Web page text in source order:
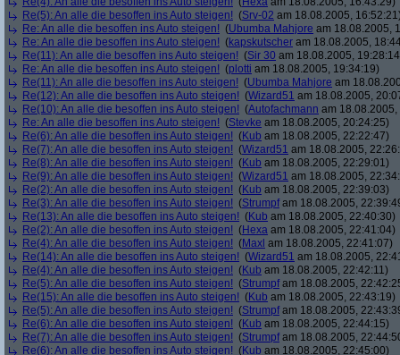
Re(5): An alle die besoffen ins Auto steigen! (Srv-02 am 18.08.2005,
Re: An alle die besoffen ins Auto steigen! (Ubumba Mahjore am 18.08.2005,
Re: An alle die besoffen ins Auto steigen! (kapskutscher am 18.08.2005,
Re(11): An alle die besoffen ins Auto steigen! (Sir 30 am 18.08.2005,
Re: An alle die besoffen ins Auto steigen! (plotti am 18.08.2005, 19:34:19)
Re(11): An alle die besoffen ins Auto steigen! (Ubumba Mahjore am
Re(12): An alle die besoffen ins Auto steigen! (Wizard51 am 18.08.2005,
Re(10): An alle die besoffen ins Auto steigen! (Autofachmann am
Re: An alle die besoffen ins Auto steigen! (Stevke am 18.08.2005, 20:24:25)
Re(6): An alle die besoffen ins Auto steigen! (Kub am 18.08.2005, 22:22:47)
Re(7): An alle die besoffen ins Auto steigen! (Wizard51 am 18.08.2005,
Re(8): An alle die besoffen ins Auto steigen! (Kub am 18.08.2005, 22:29:01)
Re(9): An alle die besoffen ins Auto steigen! (Wizard51 am 18.08.2005,
Re(2): An alle die besoffen ins Auto steigen! (Kub am 18.08.2005, 22:39:03)
Re(3): An alle die besoffen ins Auto steigen! (Strumpfam 18.08.2005,
Re(13): An alle die besoffen ins Auto steigen! (Kub am 18.08.2005, 22:40:30)
Re(2): An alle die besoffen ins Auto steigen! (Hexa am 18.08.2005, 22:41:04)
Re(4): An alle die besoffen ins Auto steigen! (Maxl am 18.08.2005, 22:41:07)
Re(14): An alle die besoffen ins Auto steigen! (Wizard51 am 18.08.2005,
Re(4): An alle die besoffen ins Auto steigen! (Kub am 18.08.2005, 22:42:11)
Re(5): An alle die besoffen ins Auto steigen! (Strumpfam 18.08.2005,
Re(15): An alle die besoffen ins Auto steigen! (Kub am 18.08.2005, 22:43:19)
Re(5): An alle die besoffen ins Auto steigen! (Strumpfam 18.08.2005,
Re(6): An alle die besoffen ins Auto steigen! (Kub am 18.08.2005, 22:44:15)
Re(7): An alle die besoffen ins Auto steigen! (Strumpfam 18.08.2005,
Re(6): An alle die besoffen ins Auto steigen! (Kub am 18.08.2005, 22:45:00)